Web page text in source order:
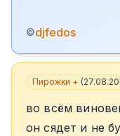
©djfedos
Пирожки + (
во всём
он сядет и не